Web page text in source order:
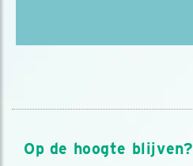
Op de hoogte blijven?